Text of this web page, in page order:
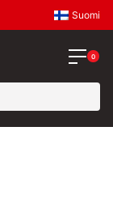
Suomi
0